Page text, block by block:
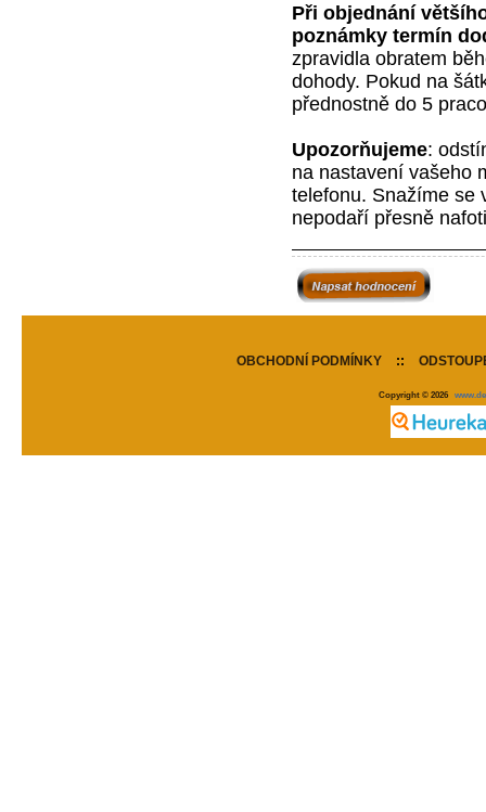
Při objednání
poznámky termín
zpravidla obratem
dohody. Pokud na
přednostně do 5
Upozorňujeme:
na nastavení vašeho
telefonu. Snažíme se
nepodaří přesně
OBCHODNÍ PODMÍNKY ::
Copyright © 2026